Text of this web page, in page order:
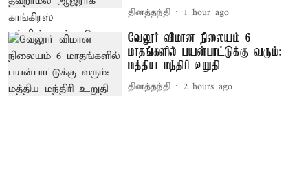
தினத்தந்தி 1 hour ago
வேலூர் விமான நிலையம் 6
மாதங்களில் பயன்பாட்டுக்கு வரும்:
மத்திய மந்திரி உறுதி
தினத்தந்தி 2 hours ago